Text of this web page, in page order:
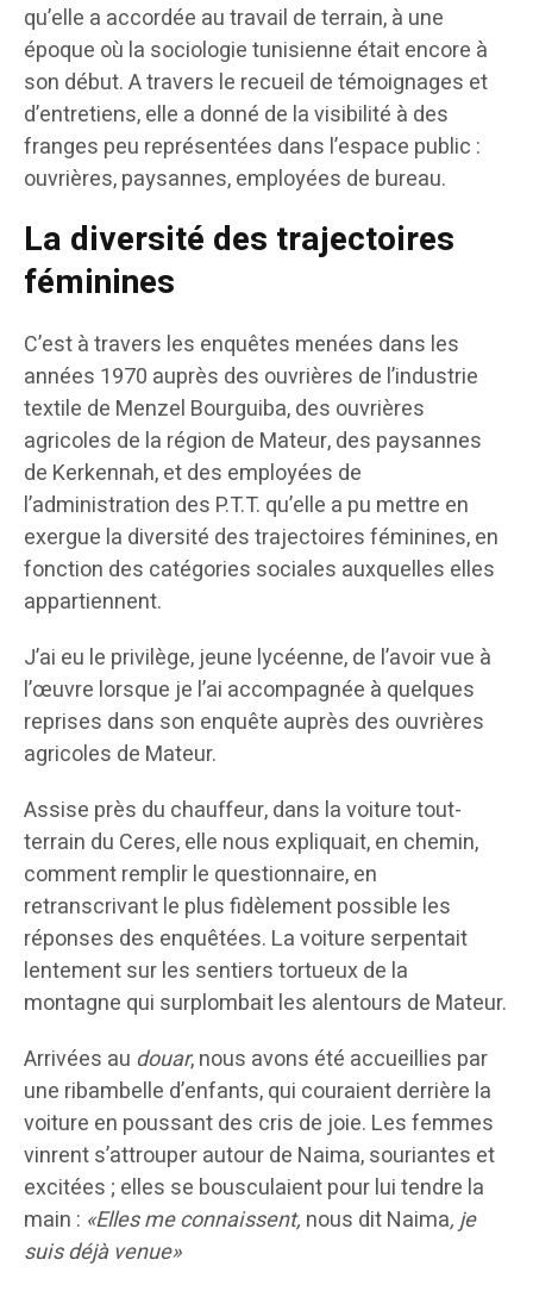
qu’elle a accordée au travail de terrain, à une
époque où la sociologie tunisienne était encore à
son début. A travers le recueil de témoignages et
d’entretiens, elle a donné de la visibilité à des
franges peu représentées dans l’espace public :
ouvrières, paysannes, employées de bureau.
La diversité des trajectoires
féminines
C’est à travers les enquêtes menées dans les
années 1970 auprès des ouvrières de l’industrie
textile de Menzel Bourguiba, des ouvrières
agricoles de la région de Mateur, des paysannes
de Kerkennah, et des employées de
l’administration des P.T.T. qu’elle a pu mettre en
exergue la diversité des trajectoires féminines, en
fonction des catégories sociales auxquelles elles
appartiennent.
J’ai eu le privilège, jeune lycéenne, de l’avoir vue à
l’œuvre lorsque je l’ai accompagnée à quelques
reprises dans son enquête auprès des ouvrières
agricoles de Mateur.
Assise près du chauffeur, dans la voiture tout-
terrain du Ceres, elle nous expliquait, en chemin,
comment remplir le questionnaire, en
retranscrivant le plus fidèlement possible les
réponses des enquêtées. La voiture serpentait
lentement sur les sentiers tortueux de la
montagne qui surplombait les alentours de Mateur.
Arrivées au douar, nous avons été accueillies par
une ribambelle d’enfants, qui couraient derrière la
voiture en poussant des cris de joie. Les femmes
vinrent s’attrouper autour de Naima, souriantes et
excitées ; elles se bousculaient pour lui tendre la
main : «Elles me connaissent, nous dit Naima, je
suis déjà venue»